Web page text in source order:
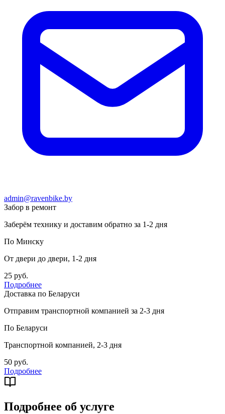
admin@ravenbike.by
Забор в ремонт
Заберём технику и доставим обратно за 1-2 дня
По Минску
От двери до двери, 1-2 дня
25 руб.
Подробнее
Доставка по Беларуси
Отправим транспортной компанией за 2-3 дня
По Беларуси
Транспортной компанией, 2-3 дня
50 руб.
Подробнее
Подробнее об услуге